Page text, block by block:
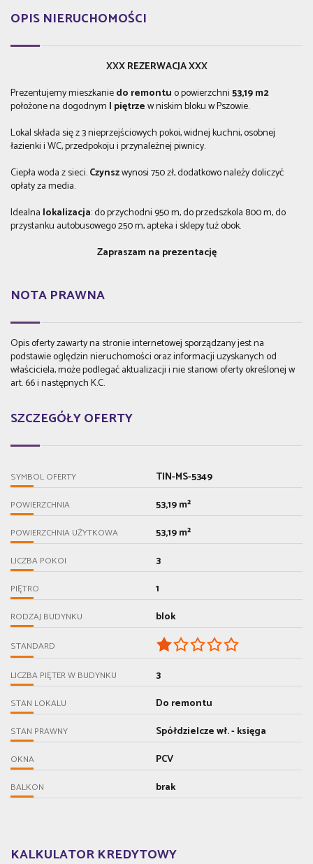
OPIS NIERUCHOMOŚCI
XXX REZERWACJA XXX
Prezentujemy mieszkaniedo remontuo powierzchni53,19 m2
położone na dogodnym I piętrzew niskim bloku w Pszowie.
Lokal składa się z 3 nieprzejściowych pokoi, widnej kuchni, osobnej
łazienki i WC, przedpokoju i przynależnej piwnicy.
Ciepła woda z sieci.Czynszwynosi 750 zł, dodatkowo należy doliczyć
opłaty za media.
Idealna lokalizacja: do przychodni 950 m, do przedszkola 800 m, do
przystanku autobusowego 250 m, apteka i sklepy tuż obok.
Zapraszam na prezentację
NOTA PRAWNA
Opis oferty zawarty na stronie internetowej sporządzany jest na
podstawie oględzin nieruchomości oraz informacji uzyskanych od
właściciela, może podlegać aktualizacji i nie stanowi oferty określonej w
art. 66 i następnych K.C.
SZCZEGÓŁY OFERTY
SYMBOL OFERTY TIN-MS-5349
POWIERZCHNIA 53,19 m²
POWIERZCHNIA UŻYTKOWA 53,19 m²
LICZBA POKOI 3
PIĘTRO 1
RODZAJ BUDYNKU blok
STANDARD
LICZBA PIĘTER W BUDYNKU 3
STAN LOKALU Do remontu
STAN PRAWNY Spółdzielcze wł. - księga
OKNA PCV
BALKON brak
KALKULATOR KREDYTOWY